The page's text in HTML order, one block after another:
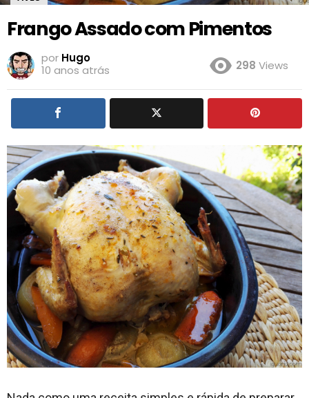
Frango Assado com Pimentos
por Hugo
10 anos atrás
298 Views